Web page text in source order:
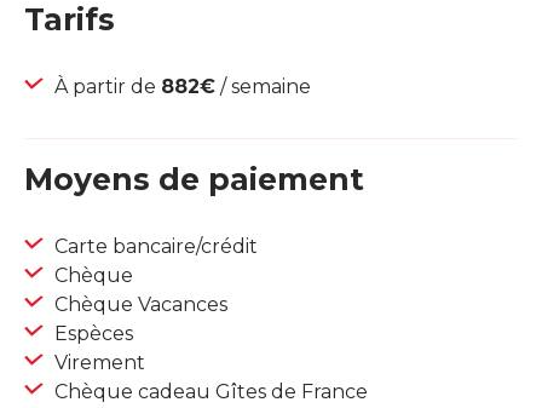
Tarifs
À partir de 882€ / semaine
Moyens de paiement
Carte bancaire/crédit
Chèque
Chèque Vacances
Espèces
Virement
Chèque cadeau Gîtes de France